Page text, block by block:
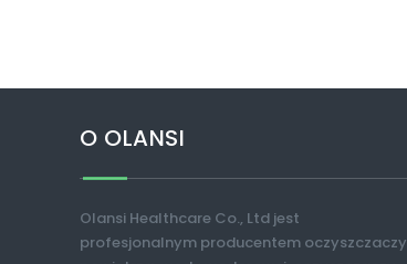
O OLANSI
Olansi Healthcare Co., Ltd jest
profesjonalnym producentem oczyszczaczy